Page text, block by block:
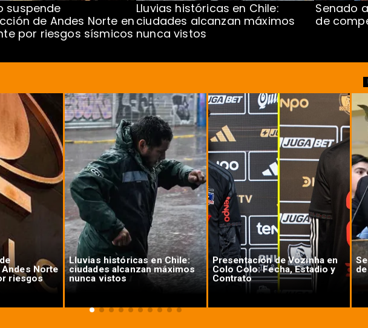
suspende
de Andes Norte en
por riesgos sísmicos
Lluvias históricas en Chile:
ciudades alcanzan máximos
nunca vistos
Senado
de
Norte
riesgos
Lluvias históricas en Chile:
ciudades alcanzan máximos
nunca vistos
Presentación de Vozinha en
Colo Colo: Fecha, Estadio y
Contrato